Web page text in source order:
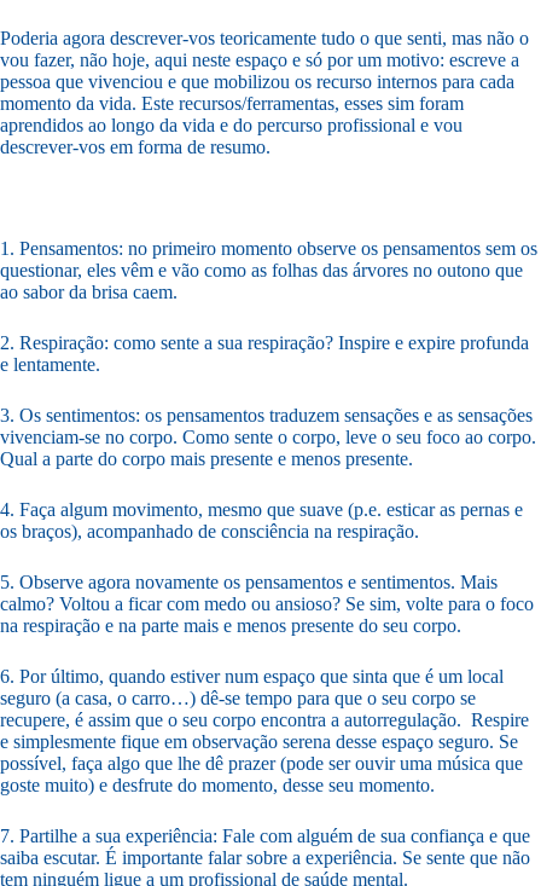
Poderia agora descrever-vos teoricamente tudo o que senti, mas não o
vou fazer, não hoje, aqui neste espaço e só por um motivo: escreve a
pessoa que vivenciou e que mobilizou os recurso internos para cada
momento da vida. Este recursos/ferramentas, esses sim foram
aprendidos ao longo da vida e do percurso profissional e vou
descrever-vos em forma de resumo.
1. Pensamentos: no primeiro momento observe os pensamentos sem os
questionar, eles vêm e vão como as folhas das árvores no outono que
ao sabor da brisa caem.
2. Respiração: como sente a sua respiração? Inspire e expire profunda
e lentamente.
3. Os sentimentos: os pensamentos traduzem sensações e as sensações
vivenciam-se no corpo. Como sente o corpo, leve o seu foco ao corpo.
Qual a parte do corpo mais presente e menos presente.
4. Faça algum movimento, mesmo que suave (p.e. esticar as pernas e
os braços), acompanhado de consciência na respiração.
5. Observe agora novamente os pensamentos e sentimentos. Mais
calmo? Voltou a ficar com medo ou ansioso? Se sim, volte para o foco
na respiração e na parte mais e menos presente do seu corpo.
6. Por último, quando estiver num espaço que sinta que é um local
seguro (a casa, o carro…) dê-se tempo para que o seu corpo se
recupere, é assim que o seu corpo encontra a autorregulação. Respire
e simplesmente fique em observação serena desse espaço seguro. Se
possível, faça algo que lhe dê prazer (pode ser ouvir uma música que
goste muito) e desfrute do momento, desse seu momento.
7. Partilhe a sua experiência: Fale com alguém de sua confiança e que
saiba escutar. É importante falar sobre a experiência. Se sente que não
tem ninguém ligue a um profissional de saúde mental.